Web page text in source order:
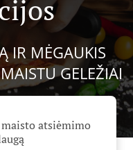
IR MĖGAUKIS
GELEŽIAI
atsiėmimo